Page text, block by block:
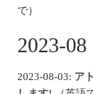
で）
2023-08
2023-08-03: ア